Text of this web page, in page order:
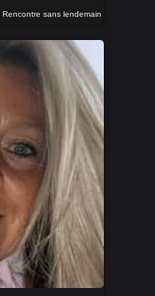
Rencontre sans lendemain